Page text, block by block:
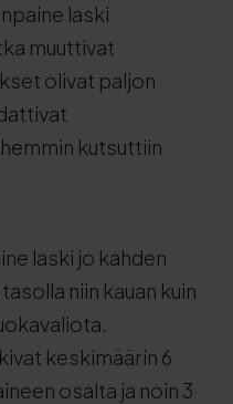
laski
muuttivat
olivat paljon
kutsuttiin
laski jo kahden
niin kauan kuin
keskimäärin 6
osalta ja noin 3